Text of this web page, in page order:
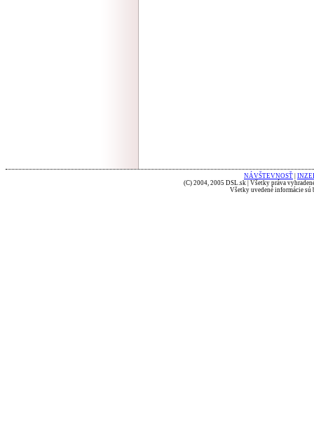
NÁVŠTEVNOSŤ
(C) 2004, 2005 DSL.sk | Všetky práva
Všetky uvedené informácie sú